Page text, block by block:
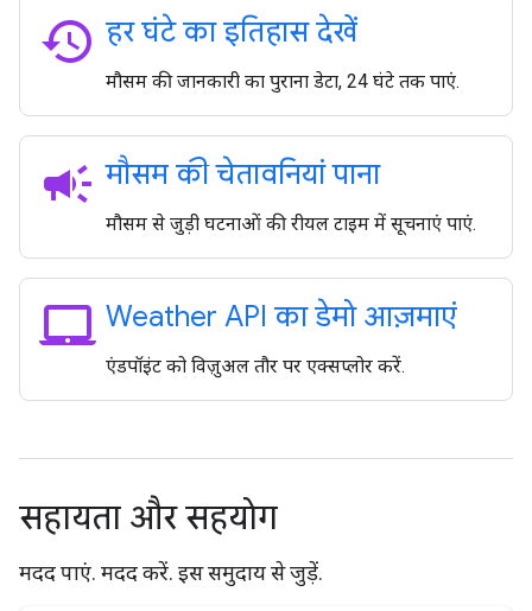
history हर घंटे का इतिहास देखें
मौसम की जानकारी का पुराना डेटा, 24 घंटे तक पाएं.
campaign मौसम की चेतावनियां पाना
मौसम से जुड़ी घटनाओं की रीयल टाइम में सूचनाएं पाएं.
laptop_mac Weather API का डेमो आज़माएं
एंडपॉइंट को विज़ुअल तौर पर एक्सप्लोर करें.
सहायता और सहयोग
मदद पाएं. मदद करें. इस समुदाय से जुड़ें.